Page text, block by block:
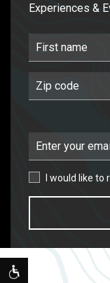
Experiences &
First Name
Postal Code
Email Address
I would like to
I would like